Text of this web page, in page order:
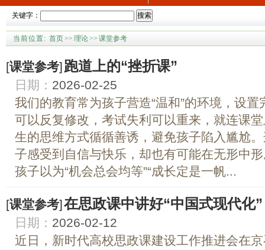
关键字： 搜索
当前位置: 首页>> 理论>> 课堂参考
[课堂参考]跑道上的“挫折课”
日期： 2026-02-25
我们的教育常为孩子营造“温和”的环境，设
可以反复修改，考试失利可以重来，就连课
生的思维方式循循善诱，避免孩子陷入尴尬
子感受到自信与快乐，却也有可能在无形中
孩子以为“机会总会均等”“成长定是一帆...
[课堂参考]在思政课中讲好“中国式现代化”
日期： 2026-02-12
近日，新时代高校思政课建设工作推进会在